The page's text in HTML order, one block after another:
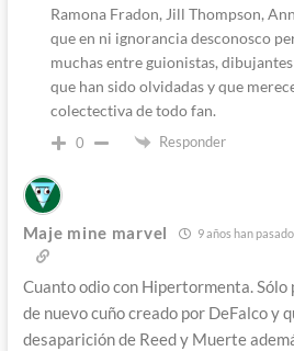
Ramona Fradon, Jill Thompson,
que en ni ignorancia desconosco
muchas entre guionistas,
que han sido olvidadas y que
colectectiva de todo fan.
0 Responder
Maje mine marvel 9 años han
Cuanto odio con Hipertormenta. Sólo
de nuevo cuño creado por DeFalco y
desaparición de Reed y Muerte